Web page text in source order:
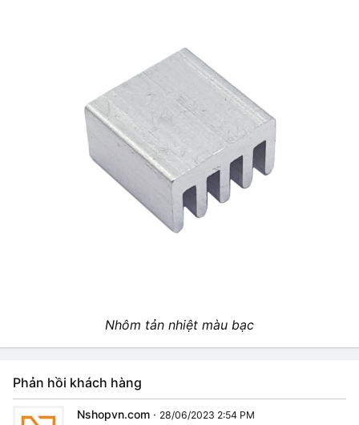
Nhôm tản nhiệt màu bạc
Phản hồi khách hàng
Nshopvn.com · 28/06/2023 2:54 PM